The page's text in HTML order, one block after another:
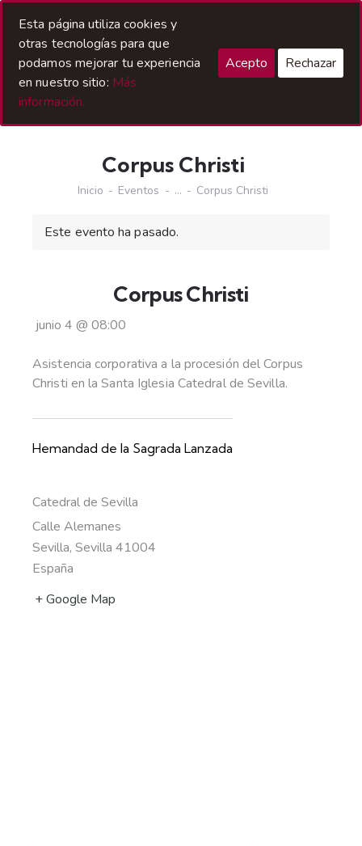
Corpus Christi
Inicio Eventos ... Corpus Christi
Este evento ha pasado.
Corpus Christi
junio 4 @ 08:00
Asistencia corporativa a la procesión del Corpus
Christi en la Santa Iglesia Catedral de Sevilla.
Hemandad de la Sagrada Lanzada
Catedral de Sevilla
Calle Alemanes
Sevilla, Sevilla 41004
España
+ Google Map
Esta página utiliza cookies y
otras tecnologías para que
podamos mejorar tu experiencia
en nuestro sitio: Más
información.
Acepto Rechazar